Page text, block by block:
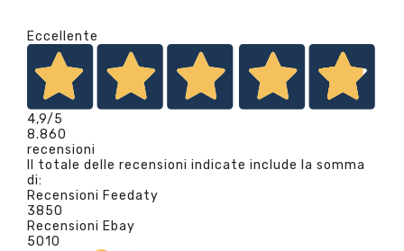
Eccellente
4,9/5
8.860
recensioni
Il totale delle recensioni indicate include la somma
di:
Recensioni Feedaty
3850
Recensioni Ebay
5010